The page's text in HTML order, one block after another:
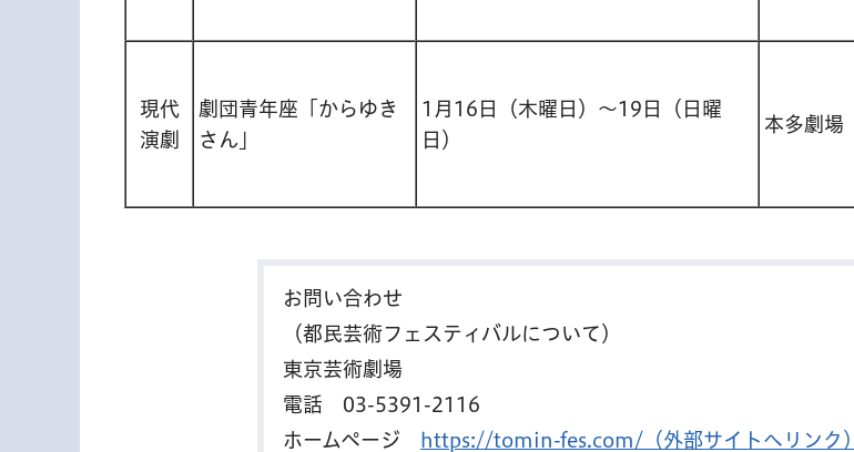
現代
演劇
劇団青年座「からゆき
さん」
1月16日（木曜日）～19日（日曜
日）
本多劇場
お問い合わせ
（都民芸術フェスティバルについて）
東京芸術劇場
電話 03-5391-2116
ホームページ
https://tomin-fes.com/（外部サイトへリンク）